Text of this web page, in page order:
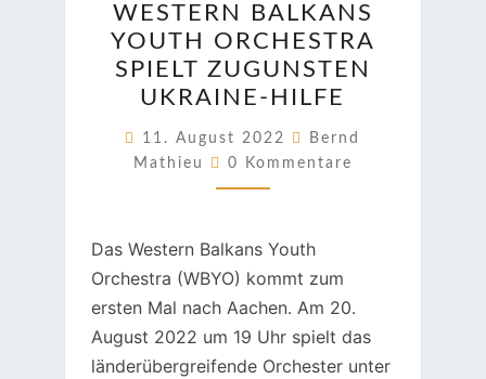
BALKANS
YOUTH
ORCHESTRA
SPIELT
ZUGUNSTEN
UKRAINE-
HILFE
WESTERN BALKANS
YOUTH ORCHESTRA
SPIELT ZUGUNSTEN
UKRAINE-HILFE
11. August 2022
Bernd
Mathieu
Kommentare
0 Kommentare
Das Western Balkans Youth
Orchestra (WBYO) kommt zum
ersten Mal nach Aachen. Am 20.
August 2022 um 19 Uhr spielt das
länderübergreifende Orchester unter